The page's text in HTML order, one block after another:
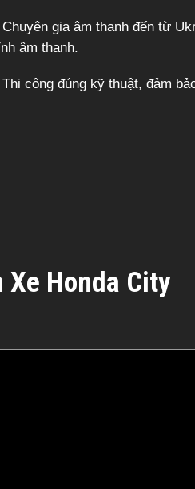
Chuyên gia âm thanh đến từ
âm thanh.
Thi công đúng kỹ thuật, đảm
Xe Honda City